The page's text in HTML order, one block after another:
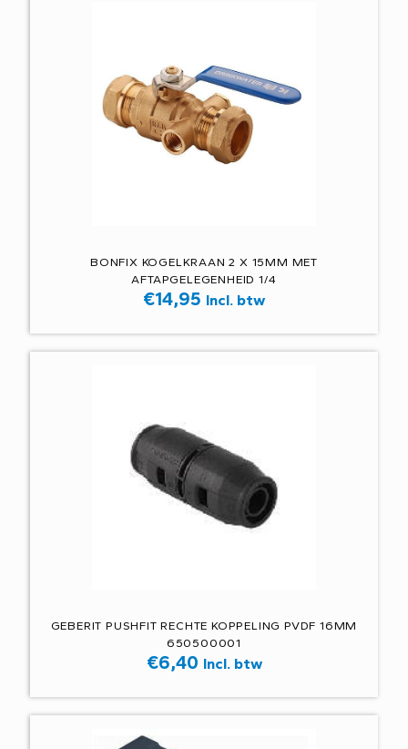
BONFIX KOGELKRAAN 2 X 15MM MET
AFTAPGELEGENHEID 1/4
€14,95 Incl. btw
GEBERIT PUSHFIT RECHTE KOPPELING PVDF 16MM
650500001
€6,40 Incl. btw